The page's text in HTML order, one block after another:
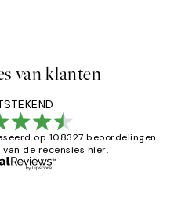
van klanten
op 108327 beoordelingen.
van de recensies hier.